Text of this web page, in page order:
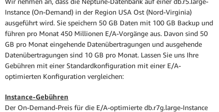
Instance (On-Demand) in der Region USA Ost (Nord-Virginia)
ausgeführt wird. Sie speichern 50 GB Daten mit 100 GB Backup und
führen pro Monat 450 Millionen E/A-Vorgänge aus. Davon sind 50
GB pro Monat eingehende Datenübertragungen und ausgehende
Datenübertragungen sind 10 GB pro Monat. Lassen Sie uns Ihre
Gebühren mit einer Standardkonfiguration mit einer E/A-
optimierten Konfiguration vergleichen:
Instance-Gebühren
Der On-Demand-Preis für die E/A-optimierte db.r7g.large-Instance